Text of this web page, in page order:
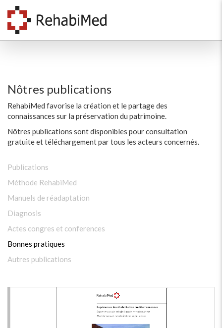
Nôtres publications
RehabiMed favorise la création et le partage des
connaissances sur la préservation du patrimoine.
Nôtres publications sont disponibles pour consultation
gratuite et téléchargement par tous les acteurs concernés.
Publications
Méthode RehabiMed
Manuels de réadaptation
Diagnosis
Actes congres et conferences
Bonnes pratiques
Autres publications